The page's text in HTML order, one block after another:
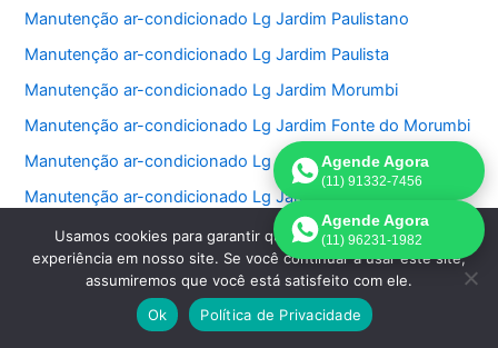
Manutenção ar-condicionado Lg Jardim Paulistano
Manutenção ar-condicionado Lg Jardim Paulista
Manutenção ar-condicionado Lg Jardim Morumbi
Manutenção ar-condicionado Lg Jardim Fonte do Morumbi
Manutenção ar-condicionado Lg Jardim Europa
Manutenção ar-condicionado Lg Jardim das Perdizes
Manutenção ar-condicionado Lg Jardim das Acacias
Manutenção ar-condicionado Lg Jardim da Saúde
Manutenção ar-condicionado Lg Jardim Bonfiglioli
Agende Agora
(11) 91332-7456
Agende Agora
(11) 96231-1982
Usamos cookies para garantir que oferecemos a melhor
experiência em nosso site. Se você continuar a usar este site,
assumiremos que você está satisfeito com ele.
Ok
Política de Privacidade